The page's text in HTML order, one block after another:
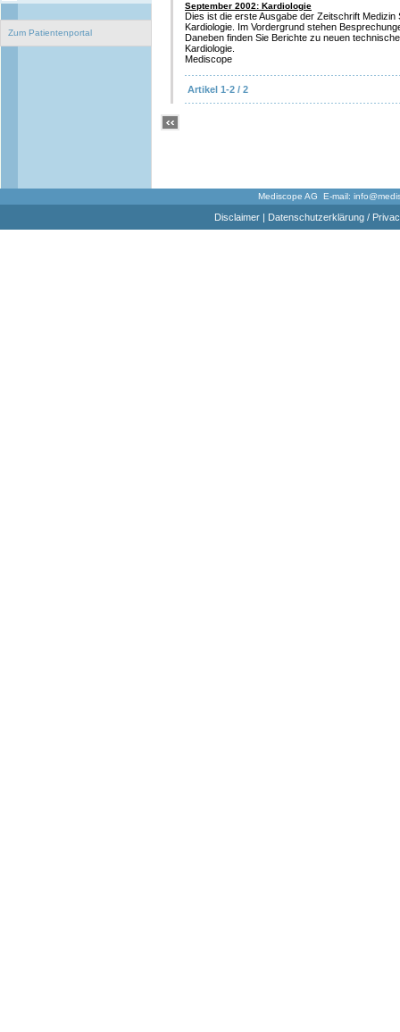
Zum Patientenportal
September 2002: Kardiologie
Dies ist die erste Ausgabe der Zeitschrift
Kardiologie. Im Vordergrund stehen
Daneben finden Sie Berichte zu neuen
Kardiologie.
Mediscope
Artikel 1-2 / 2
Mediscope AG E-mail:
Disclaimer| Datenschutzerklärung /